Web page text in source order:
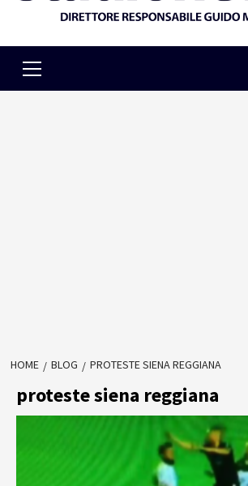
Menu
HOME BLOG PROTESTE SIENA REGGIANA
proteste siena reggiana